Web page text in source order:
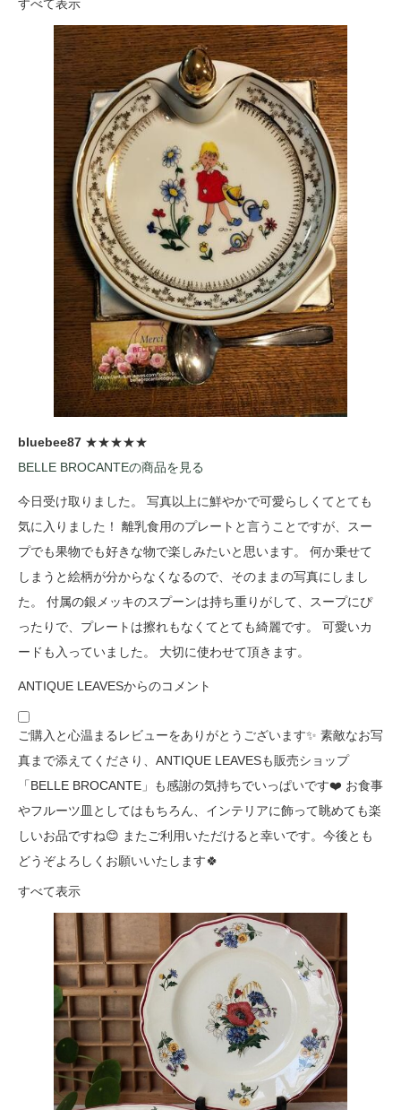
すべて表示
bluebee87 ★★★★★
BELLE BROCANTEの商品を見る
今日受け取りました。 写真以上に鮮やかで可愛らしくてとても
気に入りました！ 離乳食用のプレートと言うことですが、スー
プでも果物でも好きな物で楽しみたいと思います。 何か乗せて
しまうと絵柄が分からなくなるので、そのままの写真にしまし
た。 付属の銀メッキのスプーンは持ち重りがして、スープにぴ
ったりで、プレートは擦れもなくてとても綺麗です。 可愛いカ
ードも入っていました。 大切に使わせて頂きます。
ANTIQUE LEAVESからのコメント
ご購入と心温まるレビューをありがとうございます✨ 素敵なお写
真まで添えてくださり、ANTIQUE LEAVESも販売ショップ
「BELLE BROCANTE」も感謝の気持ちでいっぱいです❤️ お食事
やフルーツ皿としてはもちろん、インテリアに飾って眺めても楽
しいお品ですね😊 またご利用いただけると幸いです。今後とも
どうぞよろしくお願いいたします🍀
すべて表示